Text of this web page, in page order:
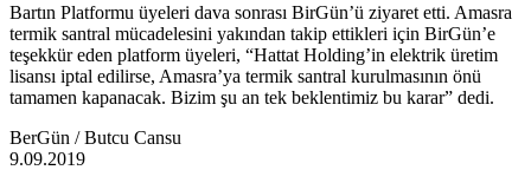
Bartın Platformu üyeleri dava sonrası BirGün’ü ziyaret etti. Amasra
termik santral mücadelesini yakından takip ettikleri için BirGün’e
teşekkür eden platform üyeleri, “Hattat Holding’in elektrik üretim
lisansı iptal edilirse, Amasra’ya termik santral kurulmasının önü
tamamen kapanacak. Bizim şu an tek beklentimiz bu karar” dedi.
BerGün / Butcu Cansu
9.09.2019